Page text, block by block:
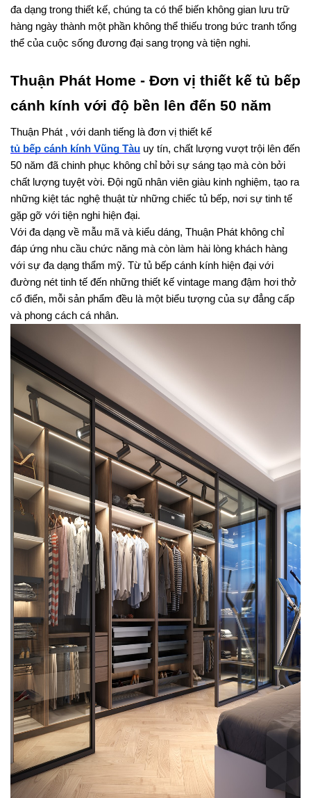
đa dạng trong thiết kế, chúng ta có thể biến không gian lưu trữ
hàng ngày thành một phần không thể thiếu trong bức tranh tổng
thể của cuộc sống đương đại sang trọng và tiện nghi.
Thuận Phát Home - Đơn vị thiết kế tủ bếp
cánh kính với độ bền lên đến 50 năm
Thuận Phát , với danh tiếng là đơn vị thiết kế
tủ bếp cánh kính Vũng Tàu uy tín, chất lượng vượt trội lên đến
50 năm đã chinh phục không chỉ bởi sự sáng tạo mà còn bởi
chất lượng tuyệt vời. Đội ngũ nhân viên giàu kinh nghiệm, tạo ra
những kiệt tác nghệ thuật từ những chiếc tủ bếp, nơi sự tinh tế
gặp gỡ với tiện nghi hiện đại.
Với đa dạng về mẫu mã và kiểu dáng, Thuận Phát không chỉ
đáp ứng nhu cầu chức năng mà còn làm hài lòng khách hàng
với sự đa dạng thẩm mỹ. Từ tủ bếp cánh kính hiện đại với
đường nét tinh tế đến những thiết kế vintage mang đậm hơi thở
cổ điển, mỗi sản phẩm đều là một biểu tượng của sự đẳng cấp
và phong cách cá nhân.